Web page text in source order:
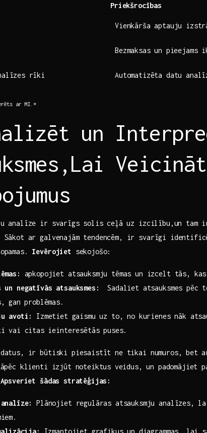
Priekšrocības
Vienkārša aptauju
Bezmaksas un⁢ pieejams
rīki Automatizēta datu
ar MI.*
‌un
analīze ir svarīgs‍ solis ceļā ⁢uz izcilību,un tam‌
ar ​galvenajām ​tendencēm, ir‍ svarīgi
Ievērojiet sekojošo:
apkopojiet atsauksmju tēmas un izcelt tās,
negatīvās​ atsauksmes:
Sadaliet atsauksmes
gan problēmas.
avoti:
Izmetiet⁣ gaismu uz to, no kurienes nāk
vai​ citas⁤ ieinteresētās​ puses.
ir ‌būtiski ‌piesaistīt‍ ne tikai numuros,⁣ bet arī
klienti‍ izjūt noteiktus ⁣veidus,⁤ un padomājiet
Apsveriet šādas stratēģijas:
analīze:
Plānojiet regulāras atsauksmju analīzes,⁤ lai
Izmantojiet grafikus un diagrammas,⁤ lai